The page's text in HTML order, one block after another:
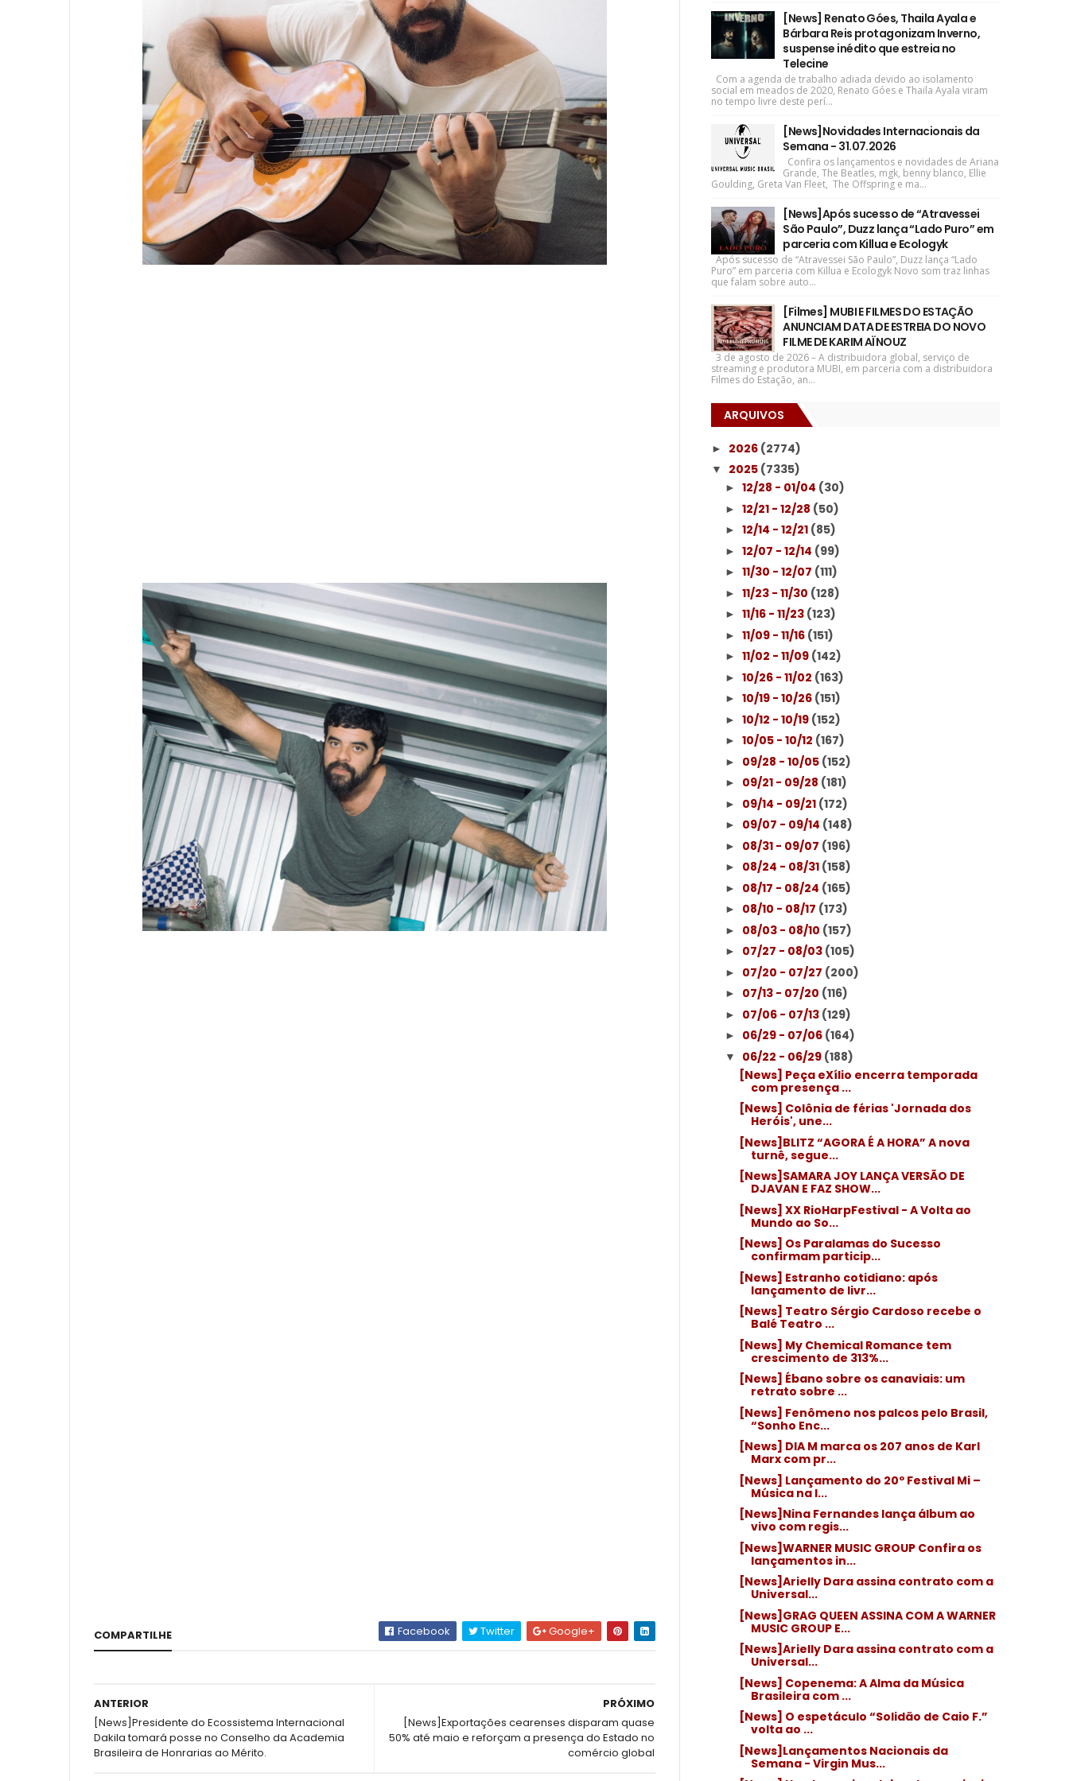
COMPARTILHE Facebook Twitter Google+
PRÓXIMO
[News]Exportações cearenses disparam quase
50% até maio e reforçam a presença do Estado no
comércio global
ANTERIOR
[News]Presidente do Ecossistema Internacional
Dakila tomará posse no Conselho da Academia
Brasileira de Honrarias ao Mérito.
[News] Renato Góes, Thaila Ayala e
Bárbara Reis protagonizam Inverno,
suspense inédito que estreia no
Telecine
Com a agenda de trabalho adiada devido ao isolamento
social em meados de 2020, Renato Góes e Thaila Ayala viram
no tempo livre deste perí...
[News]Novidades Internacionais da
Semana - 31.07.2026
Confira os lançamentos e novidades de Ariana
Grande, The Beatles, mgk, benny blanco, Ellie
Goulding, Greta Van Fleet, The Offspring e ma...
[News]Após sucesso de “Atravessei
São Paulo”, Duzz lança “Lado Puro” em
parceria com Killua e Ecologyk
Após sucesso de “Atravessei São Paulo”, Duzz lança “Lado
Puro” em parceria com Killua e Ecologyk Novo som traz linhas
que falam sobre auto...
[Filmes] MUBI E FILMES DO ESTAÇÃO
ANUNCIAM DATA DE ESTREIA DO NOVO
FILME DE KARIM AÏNOUZ
3 de agosto de 2026 – A distribuidora global, serviço de
streaming e produtora MUBI, em parceria com a distribuidora
Filmes do Estação, an...
ARQUIVOS
► 2026 (2774)
▼ 2025 (7335)
►12/28 - 01/04 (30)
►12/21 - 12/28 (50)
►12/14 - 12/21 (85)
►12/07 - 12/14 (99)
►11/30 - 12/07 (111)
►11/23 - 11/30 (128)
►11/16 - 11/23 (123)
►11/09 - 11/16 (151)
►11/02 - 11/09 (142)
►10/26 - 11/02 (163)
►10/19 - 10/26 (151)
►10/12 - 10/19 (152)
►10/05 - 10/12 (167)
► 09/28 - 10/05 (152)
► 09/21 - 09/28 (181)
► 09/14 - 09/21 (172)
► 09/07 - 09/14 (148)
► 08/31 - 09/07 (196)
► 08/24 - 08/31 (158)
► 08/17 - 08/24 (165)
► 08/10 - 08/17 (173)
► 08/03 - 08/10 (157)
► 07/27 - 08/03 (105)
► 07/20 - 07/27 (200)
► 07/13 - 07/20 (116)
► 07/06 - 07/13 (129)
► 06/29 - 07/06 (164)
▼ 06/22 - 06/29 (188)
[News] Peça eXílio encerra temporada
com presença ...
[News] Colônia de férias 'Jornada dos
Heróis', une...
[News]BLITZ “AGORA É A HORA” A nova
turnê, segue...
[News]SAMARA JOY LANÇA VERSÃO DE
DJAVAN E FAZ SHOW...
[News] XX RioHarpFestival - A Volta ao
Mundo ao So...
[News] Os Paralamas do Sucesso
confirmam particip...
[News] Estranho cotidiano: após
lançamento de livr...
[News] Teatro Sérgio Cardoso recebe o
Balé Teatro ...
[News] My Chemical Romance tem
crescimento de 313%...
[News] Ébano sobre os canaviais: um
retrato sobre ...
[News] Fenômeno nos palcos pelo Brasil,
“Sonho Enc...
[News] DIA M marca os 207 anos de Karl
Marx com pr...
[News] Lançamento do 20º Festival Mi –
Música na I...
[News]Nina Fernandes lança álbum ao
vivo com regis...
[News]WARNER MUSIC GROUP Confira os
lançamentos in...
[News]Arielly Dara assina contrato com a
Universal...
[News]GRAG QUEEN ASSINA COM A WARNER
MUSIC GROUP E...
[News]Arielly Dara assina contrato com a
Universal...
[News] Copenema: A Alma da Música
Brasileira com ...
[News] O espetáculo “Solidão de Caio F.”
volta ao ...
[News]Lançamentos Nacionais da
Semana - Virgin Mus...